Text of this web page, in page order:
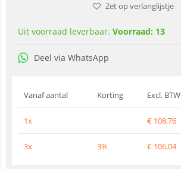
Zet op verlanglijstje
Uit voorraad leverbaar. Voorraad: 13
Deel via WhatsApp
Vanaf aantal Korting Excl. BTW
1x € 108,76
3x 3% € 106,04